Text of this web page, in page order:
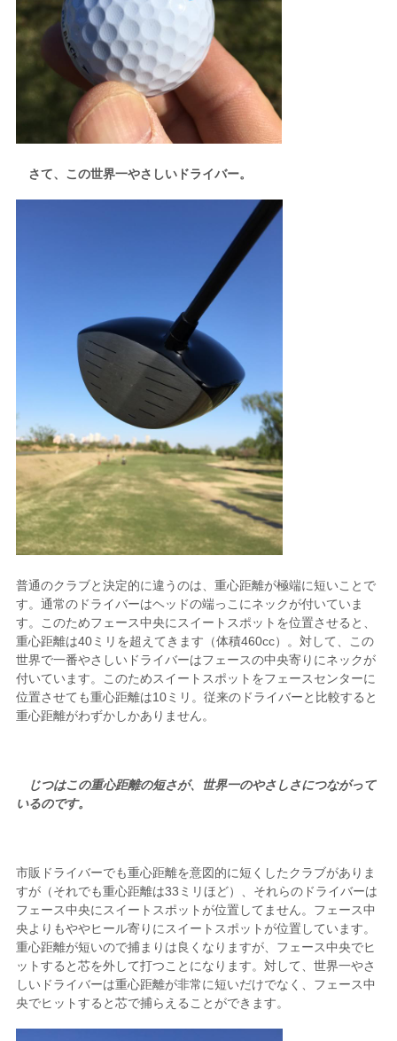
さて、この世界一やさしいドライバー。
普通のクラブと決定的に違うのは、重心距離が極端に短いことで
す。通常のドライバーはヘッドの端っこにネックが付いていま
す。このためフェース中央にスイートスポットを位置させると、
重心距離は40ミリを超えてきます（体積460cc）。対して、この
世界で一番やさしいドライバーはフェースの中央寄りにネックが
付いています。このためスイートスポットをフェースセンターに
位置させても重心距離は10ミリ。従来のドライバーと比較すると
重心距離がわずかしかありません。
じつはこの重心距離の短さが、世界一のやさしさにつながって
いるのです。
市販ドライバーでも重心距離を意図的に短くしたクラブがありま
すが（それでも重心距離は33ミリほど）、それらのドライバーは
フェース中央にスイートスポットが位置してません。フェース中
央よりもややヒール寄りにスイートスポットが位置しています。
重心距離が短いので捕まりは良くなりますが、フェース中央でヒ
ットすると芯を外して打つことになります。対して、世界一やさ
しいドライバーは重心距離が非常に短いだけでなく、フェース中
央でヒットすると芯で捕らえることができます。